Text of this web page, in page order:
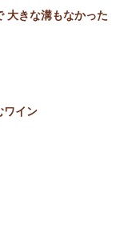
大きな溝もなかった
ワイン